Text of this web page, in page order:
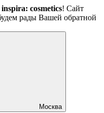
inspira: cosmetics! Сайт
рады Вашей обратной
Москва